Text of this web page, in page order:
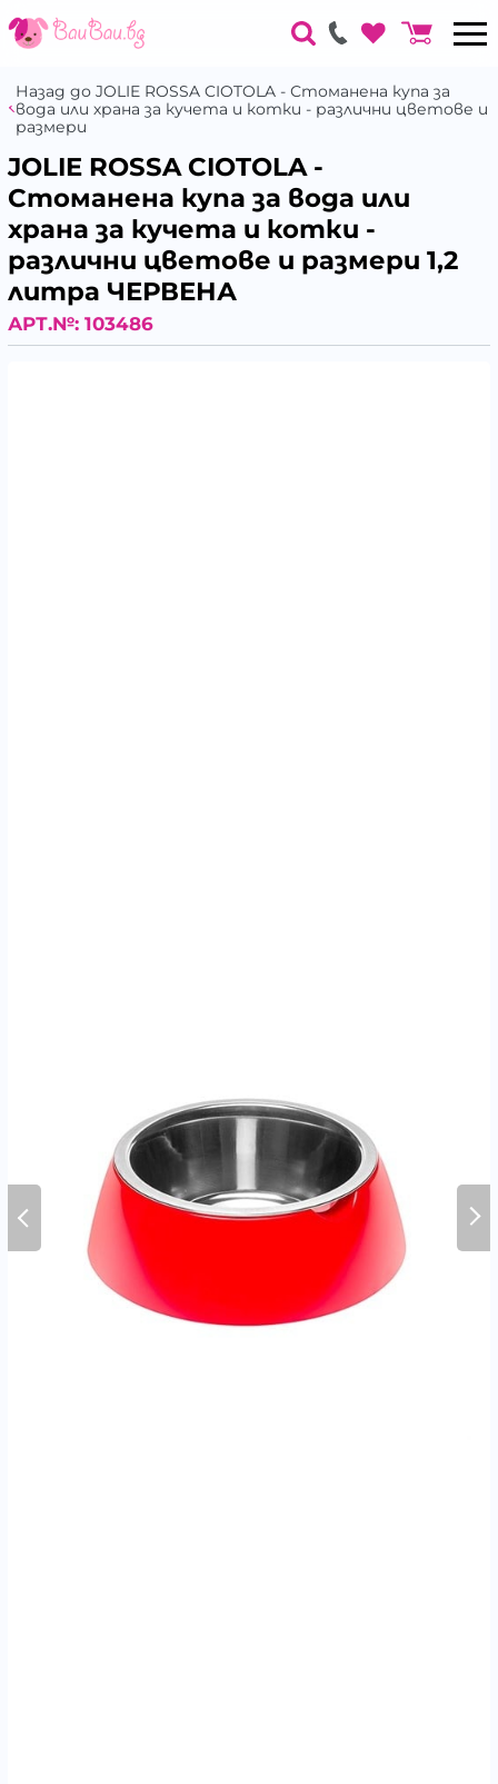
Назад до JOLIE ROSSA CIOTOLA - Стоманена купа за
вода или храна за кучета и котки - различни цветове и
размери
JOLIE ROSSA CIOTOLA -
Стоманена купа за вода или
храна за кучета и котки -
различни цветове и размери 1,2
литра ЧЕРВЕНА
АРТ.№: 103486